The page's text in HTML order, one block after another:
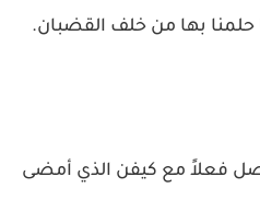
حلمنا بها من خلف القضبان.
حصل فعلاً مع كيفن الذي أمضى